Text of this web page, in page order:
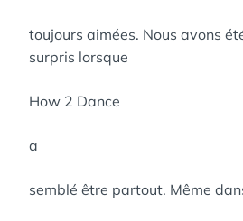
toujours aimées. Nous avons
surpris lorsque
How 2 Dance
a
semblé être partout. Même